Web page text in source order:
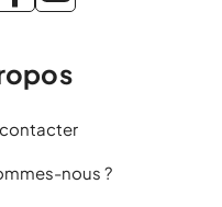
nous ?